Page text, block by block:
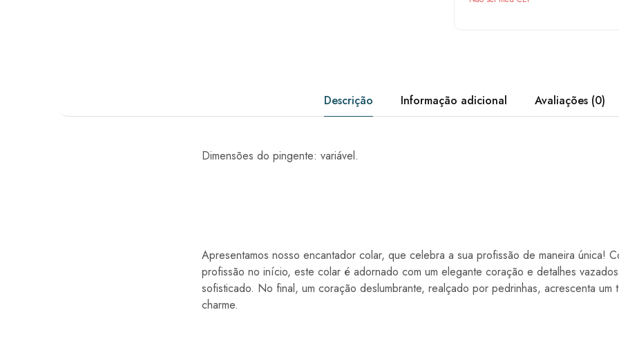
Descrição Informação adicional Avaliações (0)
Dimensões do pingente: variável.
Apresentamos nosso encantador colar, que celebra a sua profissão de maneira única!
profissão no início, este colar é adornado com um elegante coração e detalhes
sofisticado. No final, um coração deslumbrante, realçado por pedrinhas, acrescenta
charme.